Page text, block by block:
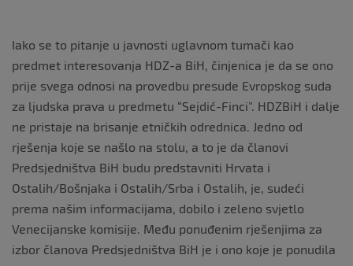
Iako se to pitanje u javnosti uglavnom tumači kao
predmet interesovanja HDZ-a BiH, činjenica je da se ono
prije svega odnosi na provedbu presude Evropskog suda
za ljudska prava u predmetu “Sejdić-Finci”. HDZBiH i dalje
ne pristaje na brisanje etničkih odrednica. Jedno od
rješenja koje se našlo na stolu, a to je da članovi
Predsjedništva BiH budu predstavniti Hrvata i
Ostalih/Bošnjaka i Ostalih/Srba i Ostalih, je, sudeći
prema našim informacijama, dobilo i zeleno svjetlo
Venecijanske komisije. Među ponuđenim rješenjima za
izbor članova Predsjedništva BiH je i ono koje je ponudila